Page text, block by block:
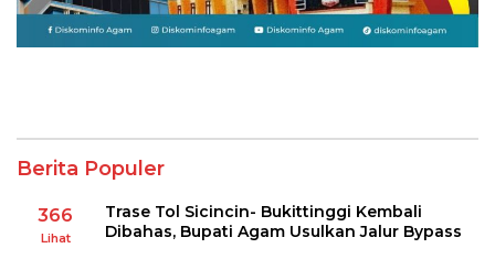
Berita Populer
366
Lihat
Trase Tol Sicincin- Bukittinggi Kembali
Dibahas, Bupati Agam Usulkan Jalur Bypass